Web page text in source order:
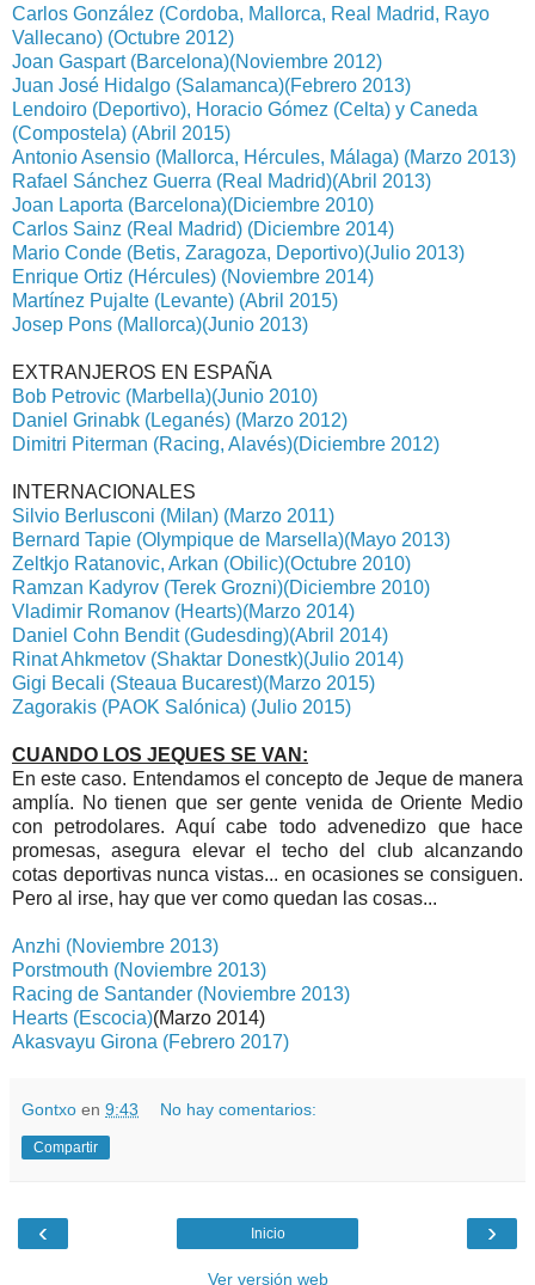
Carlos González (Cordoba, Mallorca, Real Madrid, Rayo
Vallecano) (Octubre 2012)
Joan Gaspart (Barcelona)(Noviembre 2012)
Juan José Hidalgo (Salamanca)(Febrero 2013)
Lendoiro (Deportivo), Horacio Gómez (Celta) y Caneda
(Compostela) (Abril 2015)
Antonio Asensio (Mallorca, Hércules, Málaga) (Marzo 2013)
Rafael Sánchez Guerra (Real Madrid)(Abril 2013)
Joan Laporta (Barcelona)(Diciembre 2010)
Carlos Sainz (Real Madrid) (Diciembre 2014)
Mario Conde (Betis, Zaragoza, Deportivo)(Julio 2013)
Enrique Ortiz (Hércules) (Noviembre 2014)
Martínez Pujalte (Levante) (Abril 2015)
Josep Pons (Mallorca)(Junio 2013)
EXTRANJEROS EN ESPAÑA
Bob Petrovic (Marbella)(Junio 2010)
Daniel Grinabk (Leganés) (Marzo 2012)
Dimitri Piterman (Racing, Alavés)(Diciembre 2012)
INTERNACIONALES
Silvio Berlusconi (Milan) (Marzo 2011)
Bernard Tapie (Olympique de Marsella)(Mayo 2013)
Zeltkjo Ratanovic, Arkan (Obilic)(Octubre 2010)
Ramzan Kadyrov (Terek Grozni)(Diciembre 2010)
Vladimir Romanov (Hearts)(Marzo 2014)
Daniel Cohn Bendit (Gudesding)(Abril 2014)
Rinat Ahkmetov (Shaktar Donestk)(Julio 2014)
Gigi Becali (Steaua Bucarest)(Marzo 2015)
Zagorakis (PAOK Salónica) (Julio 2015)
CUANDO LOS JEQUES SE VAN:
En este caso. Entendamos el concepto de Jeque de manera
amplía. No tienen que ser gente venida de Oriente Medio
con petrodolares. Aquí cabe todo advenedizo que hace
promesas, asegura elevar el techo del club alcanzando
cotas deportivas nunca vistas... en ocasiones se consiguen.
Pero al irse, hay que ver como quedan las cosas...
Anzhi (Noviembre 2013)
Porstmouth (Noviembre 2013)
Racing de Santander (Noviembre 2013)
Hearts (Escocia)(Marzo 2014)
Akasvayu Girona (Febrero 2017)
Gontxo en 9:43 No hay comentarios:
Compartir
‹ ›
Inicio
Ver versión web